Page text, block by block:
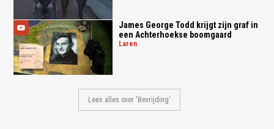
James George Todd krijgt zijn graf in
een Achterhoekse boomgaard
laren
Lees alles over 'Bevrijding'